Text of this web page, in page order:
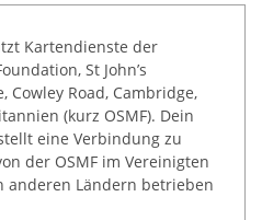
Kartendienste der
St John’s
Cowley Road, Cambridge,
(kurz OSMF). Dein
eine Verbindung zu
der OSMF im Vereinigten
anderen Ländern betrieben